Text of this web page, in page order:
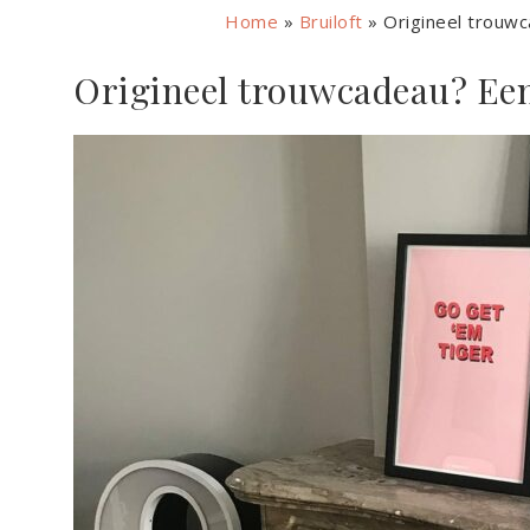
Home » Bruiloft »Origineel
Origineel trouwcadeau?